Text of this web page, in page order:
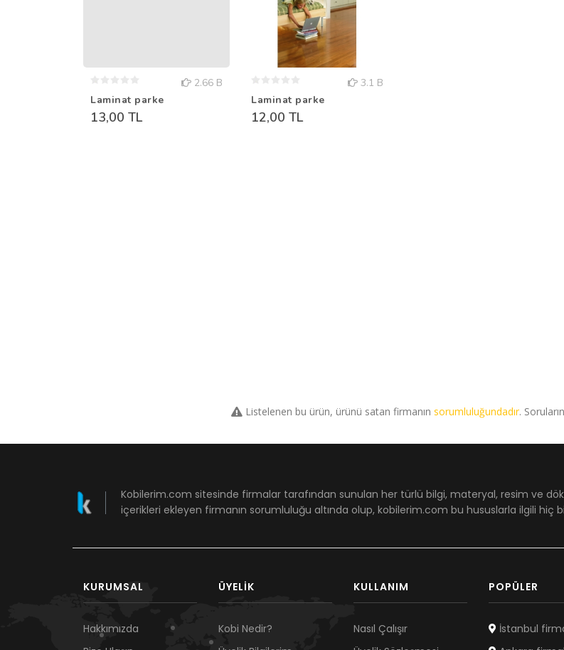
2.66 B
Laminat parke
13,00 TL
3.1 B
Laminat parke
12,00 TL
Listelenen bu ürün, ürünü satan firmanın sorumluluğundadır.
Kobilerim.com sitesinde firmalar tarafından sunulan her türlü bilgi, materyal, resim ve
içerikleri ekleyen firmanın sorumluluğu altında olup, kobilerim.com bu hususlarla ilgili hiç
KURUMSAL
Hakkımızda
ÜYELIK
Kobi Nedir?
KULLANIM
Nasıl Çalışır
POPÜLER
İstanbul